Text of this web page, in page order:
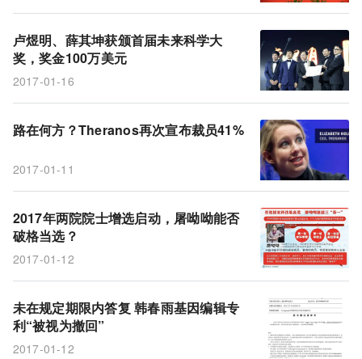
卢煜明、薛其坤获颁首届未来科学大
奖，奖金100万美元
2017-01-16
路在何方？Theranos再次宣布裁员41%
2017-01-11
2017年两院院士增选启动，屠呦呦能否
破格当选？
2017-01-12
未在规定期限内答复 韩春雨基因编辑专
利“被视为撤回”
2017-01-12